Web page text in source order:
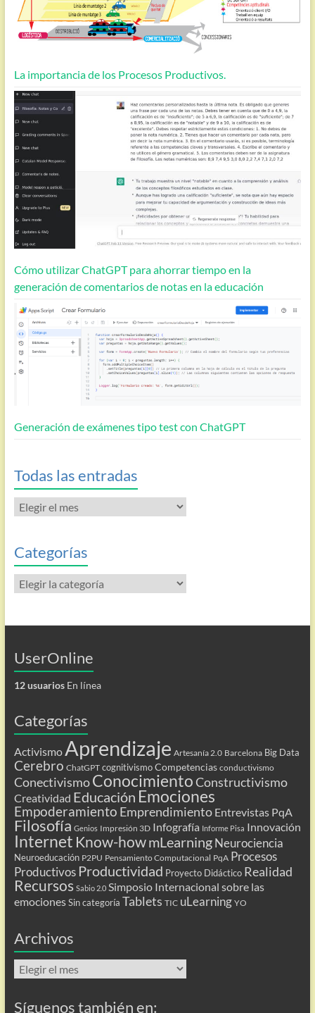
La importancia de los Procesos Productivos.
Cómo utilizar ChatGPT para ahorrar tiempo en la
generación de comentarios de notas en la educación
Generación de exámenes tipo test con ChatGPT
Todas las entradas
Todas
las
Categorías
Categorías
UserOnline
12 usuariosEn línea
Categorías
ActivismoAprendizaje Artesanía 2.0 Barcelona Big Data
Cerebro ChatGPT cognitivismo Competencias conductivismo
ConectivismoConocimientoConstructivismo
Creatividad Educación Emociones
Empoderamiento Emprendimiento Entrevistas PqA
Filosofía Genios Impresión 3D Infografía Informe Pisa Innovación
Internet Know-howmLearning Neurociencia
Neuroeducación P2PU Pensamiento Computacional PqA Procesos
Productivos Productividad Proyecto Didáctico Realidad
Recursos Sabio 2.0 Simposio Internacional sobre las
emociones Sin categoría Tablets TIC uLearning YO
Archivos
Archivos
Síguenos también en: